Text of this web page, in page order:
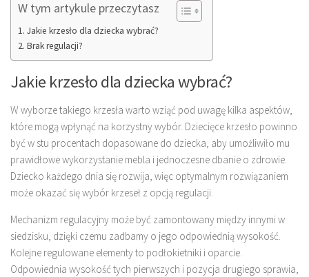
W tym artykule przeczytasz
Jakie krzesło dla dziecka wybrać?
Brak regulacji?
Jakie krzesło dla dziecka wybrać?
W wyborze takiego krzesła warto wziąć pod uwagę kilka aspektów,
które mogą wpłynąć na korzystny wybór. Dziecięce krzesło powinno
być w stu procentach dopasowane do dziecka, aby umożliwiło mu
prawidłowe wykorzystanie mebla i jednoczesne dbanie o zdrowie.
Dziecko każdego dnia się rozwija, więc optymalnym rozwiązaniem
może okazać się wybór krzeseł z opcją regulacji.
Mechanizm regulacyjny może być zamontowany między innymi w
siedzisku, dzięki czemu zadbamy o jego odpowiednią wysokość.
Kolejne regulowane elementy to podłokietniki i oparcie.
Odpowiednia wysokość tych pierwszych i pozycja drugiego sprawia,